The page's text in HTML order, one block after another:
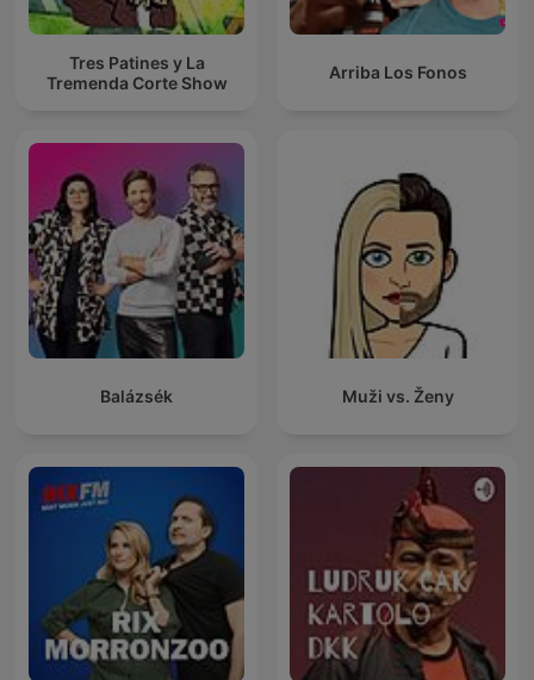
Tres Patines y La
Tremenda Corte Show
Arriba Los Fonos
Balázsék Muži vs. Ženy